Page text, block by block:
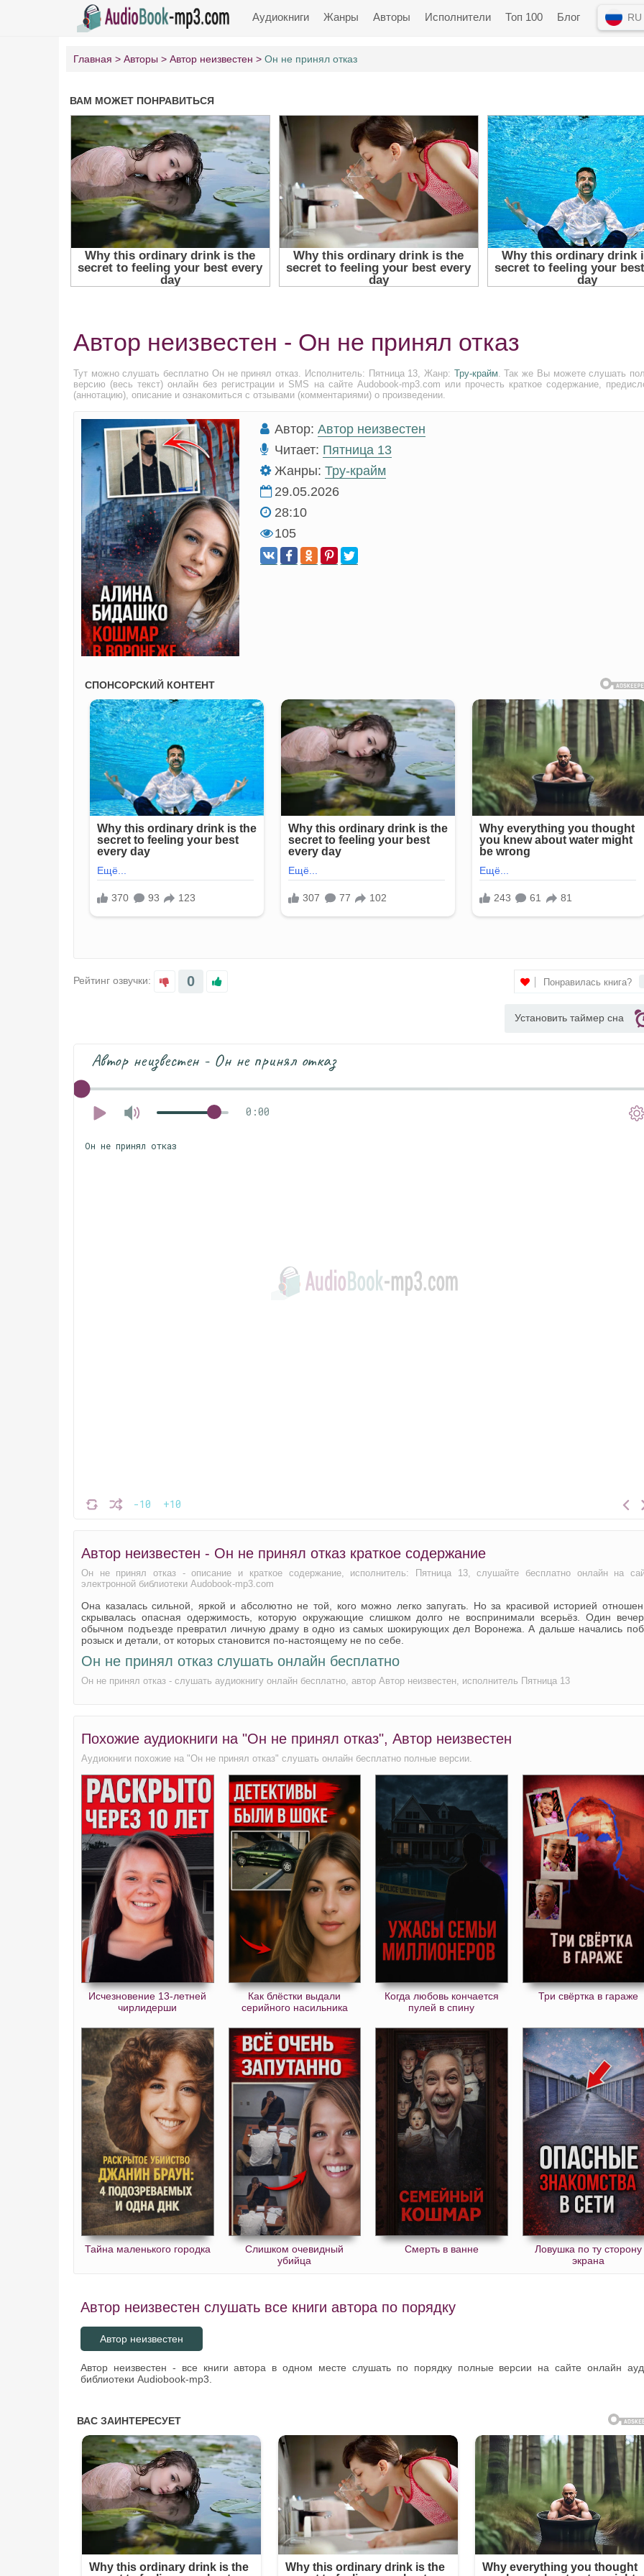
Аудиокниги Жанры Авторы Исполнители Топ 100 Блог RU
Главная Авторы Автор неизвестен Он не принял отказ
Автор неизвестен - Он не принял отказ
Тут можно слушать бесплатно Он не принял отказ. Исполнитель: Пятница 13, Жанр: Тру-крайм. Так же Вы можете слушать
версию (весь текст) онлайн без регистрации и SMS на сайте Audobook-mp3.com или прочесть краткое содержание,
(аннотацию), описание и ознакомиться с отзывами (комментариями) о произведении.
Автор: Автор неизвестен
Читает: Пятница 13
Жанры: Тру-крайм
29.05.2026
28:10
105
Рейтинг озвучки: 0 Понравилась книга?
Установить таймер сна
Автор неизвестен - Он не принял отказ
0:00
-10 +10
Он не принял отказ
Автор неизвестен - Он не принял отказ краткое содержание
Он не принял отказ - описание и краткое содержание, исполнитель: Пятница 13, слушайте бесплатно онлайн на
электронной библиотеки Audobook-mp3.com
Она казалась сильной, яркой и абсолютно не той, кого можно легко запугать. Но за красивой историей
скрывалась опасная одержимость, которую окружающие слишком долго не воспринимали всерьёз. Один
обычном подъезде превратил личную драму в одно из самых шокирующих дел Воронежа. А дальше начались
розыск и детали, от которых становится по-настоящему не по себе.
Он не принял отказ слушать онлайн бесплатно
Он не принял отказ - слушать аудиокнигу онлайн бесплатно, автор Автор неизвестен, исполнитель Пятница 13
Похожие аудиокниги на "Он не принял отказ", Автор неизвестен
Аудиокниги похожие на "Он не принял отказ" слушать онлайн бесплатно полные версии.
Исчезновение 13-летней
чирлидерши
Как блёстки выдали
серийного насильника
Когда любовь кончается
пулей в спину
Три свёртка в гараже
Тайна маленького городка
Слишком очевидный
убийца
Смерть в ванне
Ловушка по ту сторону
экрана
Автор неизвестен слушать все книги автора по порядку
Автор неизвестен
Автор неизвестен - все книги автора в одном месте слушать по порядку полные версии на сайте онлайн
библиотеки Audiobook-mp3.